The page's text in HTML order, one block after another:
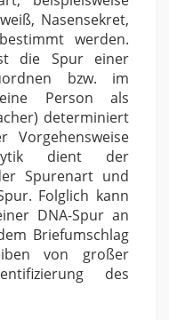
Nasensekret,
werden.
die Spur einer
bzw. im
Person als
determiniert
Vorgehensweise
dient der
Spurenart und
Folglich kann
DNA-Spur an
Briefumschlag
von großer
des